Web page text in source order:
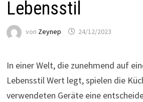
Lebensstil
von Zeynep 24/12/2023
In einer Welt, die zunehmend auf
Lebensstil Wert legt, spielen die
verwendeten Geräte eine